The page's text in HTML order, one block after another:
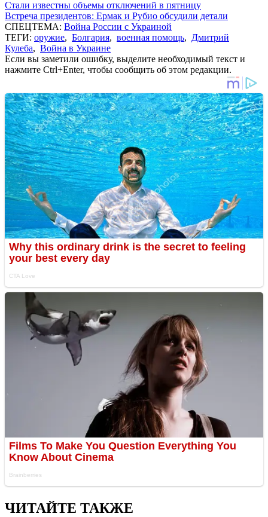
Стали известны объемы отключений в пятницу
Встреча президентов: Ермак и Рубио обсудили детали
СПЕЦТЕМА: Война России с Украиной
ТЕГИ: оружие, Болгария, военная помощь, Дмитрий
Кулеба, Война в Украине
Если вы заметили ошибку, выделите необходимый текст и
нажмите Ctrl+Enter, чтобы сообщить об этом редакции.
ЧИТАЙТЕ ТАКЖЕ